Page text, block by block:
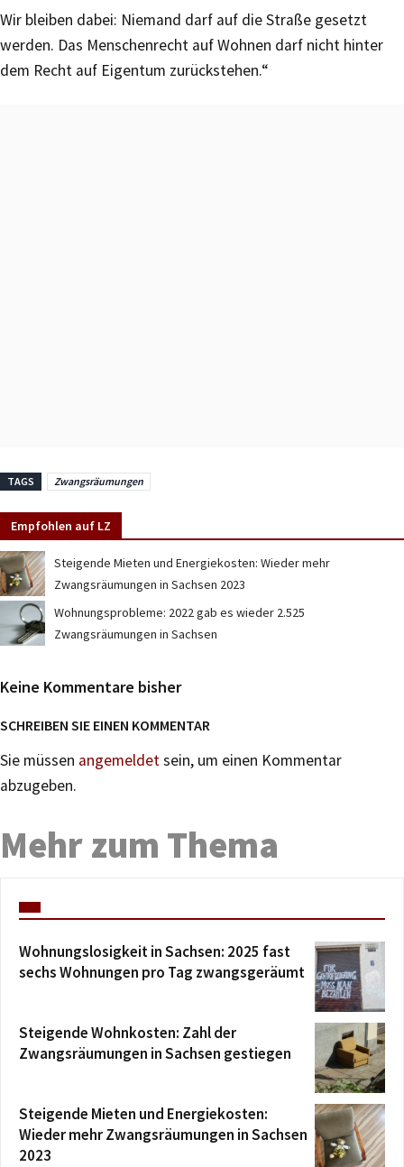
Wir bleiben dabei: Niemand darf auf die Straße gesetzt
werden. Das Menschenrecht auf Wohnen darf nicht hinter
dem Recht auf Eigentum zurückstehen.“
TAGS Zwangsräumungen
Empfohlen auf LZ
Steigende Mieten und Energiekosten: Wieder mehr
Zwangsräumungen in Sachsen 2023
Wohnungsprobleme: 2022 gab es wieder 2.525
Zwangsräumungen in Sachsen
Keine Kommentare bisher
SCHREIBEN SIE EINEN KOMMENTAR
Sie müssen angemeldetsein, um einen Kommentar
abzugeben.
Mehr zum Thema
Wohnungslosigkeit in Sachsen: 2025 fast
sechs Wohnungen pro Tag zwangsgeräumt
Steigende Wohnkosten: Zahl der
Zwangsräumungen in Sachsen gestiegen
Steigende Mieten und Energiekosten:
Wieder mehr Zwangsräumungen in Sachsen
2023